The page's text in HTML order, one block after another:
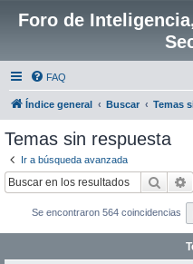
Foro de
FAQ
Índice general Buscar Temas
Temas sin respuesta
Ir a búsqueda avanzada
Buscar
Se encontraron 564 coincidencias